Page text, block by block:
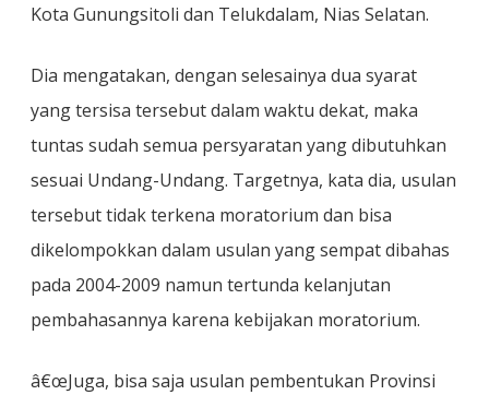
Kota Gunungsitoli dan Telukdalam, Nias Selatan.
Dia mengatakan, dengan selesainya dua syarat
yang tersisa tersebut dalam waktu dekat, maka
tuntas sudah semua persyaratan yang dibutuhkan
sesuai Undang-Undang. Targetnya, kata dia, usulan
tersebut tidak terkena moratorium dan bisa
dikelompokkan dalam usulan yang sempat dibahas
pada 2004-2009 namun tertunda kelanjutan
pembahasannya karena kebijakan moratorium.
â€œJuga, bisa saja usulan pembentukan Provinsi